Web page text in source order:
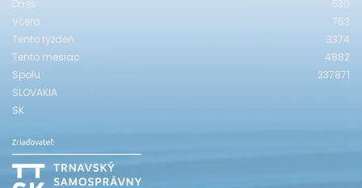
Dnes
630
Včera
753
Tento týždeň
3374
Tento mesiac
4882
Spolu
237871
SLOVAKIA
SK